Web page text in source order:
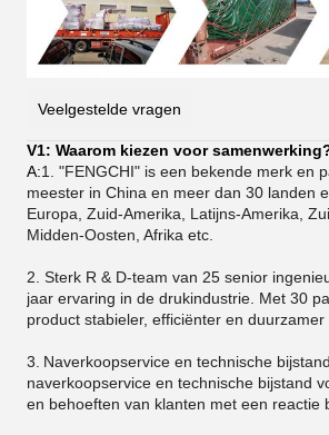
Veelgestelde vragen
V1: Waarom kiezen voor
A:1. "FENGCHI" is een bekende merk en
meester in China en meer dan 30 landen
Europa, Zuid-Amerika, Latijns-Amerika,
Midden-Oosten, Afrika etc.
2. Sterk R & D-team van 25 senior
jaar ervaring in de drukindustrie. Met 30
product stabieler, efficiënter en duurzamer
3. Naverkoopservice en technische
naverkoopservice en technische bijstand
en behoeften van klanten met een reactie